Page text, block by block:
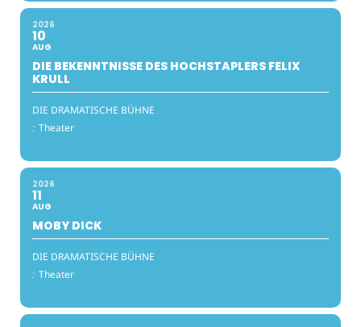
2026
10
AUG
DIE BEKENNTNISSE DES HOCHSTAPLERS FELIX
KRULL
DIE DRAMATISCHE BÜHNE
: Theater
2026
11
AUG
MOBY DICK
DIE DRAMATISCHE BÜHNE
: Theater